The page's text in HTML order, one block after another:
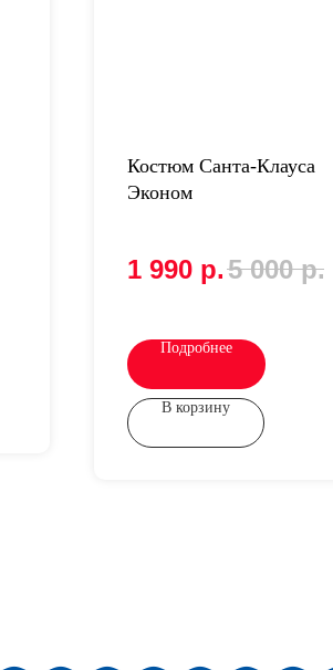
Костюм Санта-Клауса
Эконом
1 990 р.5 000 р.
Подробнее
В корзину